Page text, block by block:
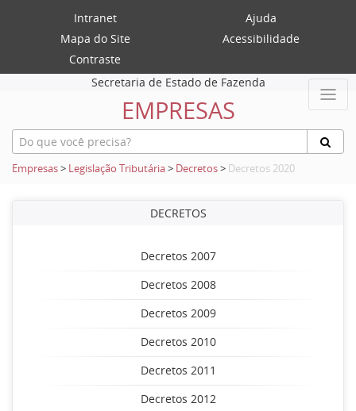
Intranet
Ajuda
Mapa do Site
Acessibilidade
Contraste
Secretaria de Estado de Fazenda
EMPRESAS
Empresas> Legislação Tributária> Decretos> Decretos 2020
DECRETOS
Decretos 2007
Decretos 2008
Decretos 2009
Decretos 2010
Decretos 2011
Decretos 2012